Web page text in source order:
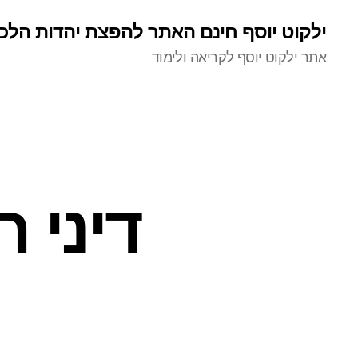
ילקוט יוסף חינם האתר להפצת יהדות
אתר ילקוט יוסף לקריאה ולימוד